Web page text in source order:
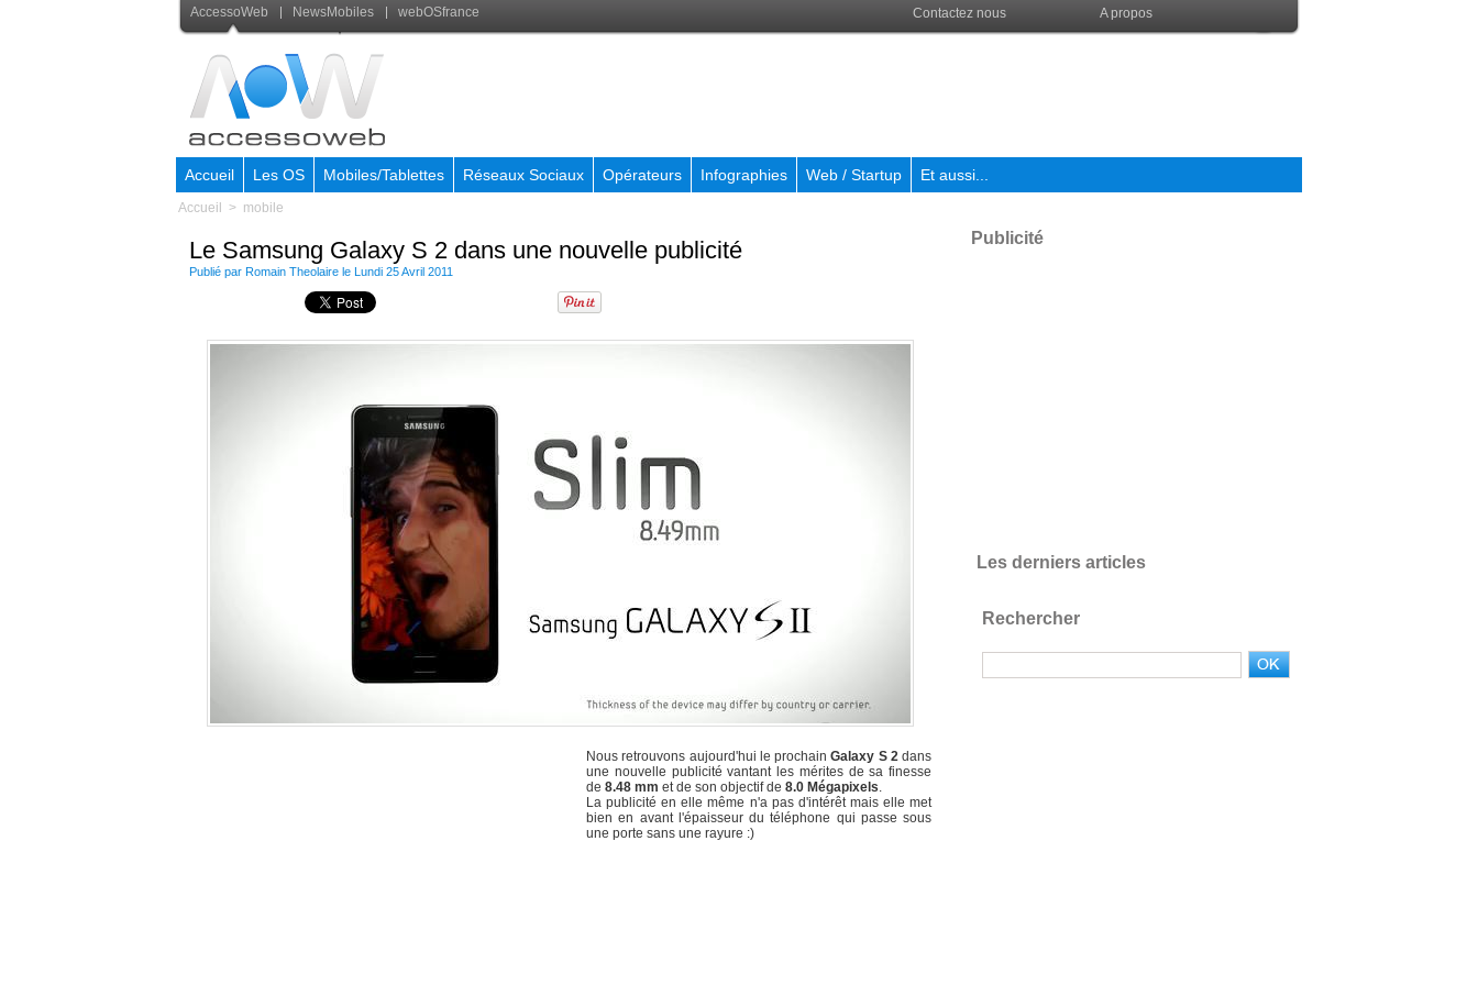
AccessoWeb NewsMobiles webOSfrance Contactez nous A propos
Accueil Les OS Mobiles/Tablettes Réseaux Sociaux Opérateurs Infographies Web / Startup Et aussi...
Accueil > mobile
Le Samsung Galaxy S 2 dans une nouvelle publicité
Publié par Romain Theolaire le Lundi 25 Avril 2011
Nous retrouvons aujourd'hui le prochainGalaxy S 2dans
une nouvelle publicité vantant les mérites de sa finesse
de 8.48 mm et de son objectif de 8.0 Mégapixels.
La publicité en elle même n'a pas d'intérêt mais elle met
bien en avant l'épaisseur du téléphone qui passe sous
une porte sans une rayure :)
Publicité
Les derniers articles
Rechercher